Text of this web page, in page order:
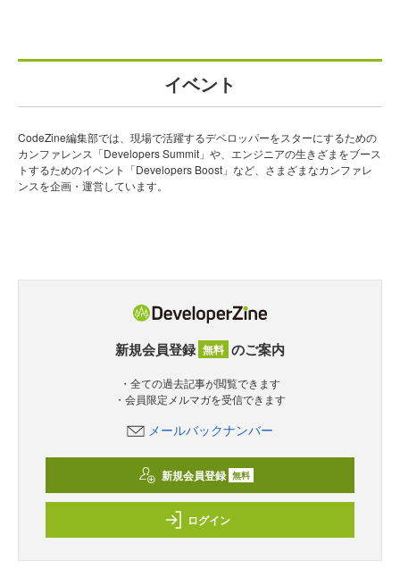
イベント
CodeZine編集部では、現場で活躍するデベロッパーをスターにするための
カンファレンス「Developers Summit」や、エンジニアの生きざまをブース
トするためのイベント「Developers Boost」など、さまざまなカンファレ
ンスを企画・運営しています。
新規会員登録 無料